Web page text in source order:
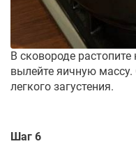
В сковороде
вылейте яичную
легкого загустения.
Шаг 6